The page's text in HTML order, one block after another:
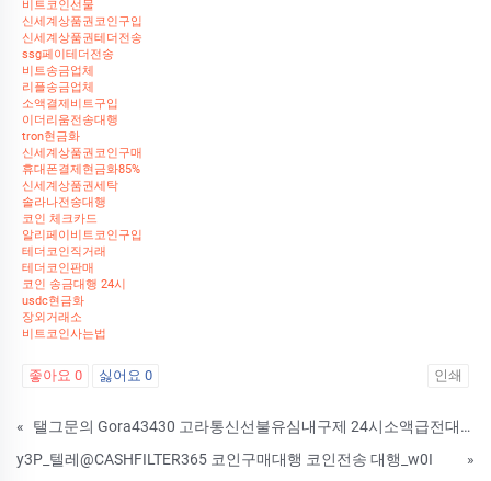
비트코인선물
신세계상품권코인구입
신세계상품권테더전송
ssg페이테더전송
비트송금업체
리플송금업체
소액결제비트구입
이더리움전송대행
tron현금화
신세계상품권코인구매
휴대폰결제현금화85%
신세계상품권세탁
솔라나전송대행
코인 체크카드
알리페이비트코인구입
테더코인직거래
테더코인판매
코인 송금대행 24시
usdc현금화
장외거래소
비트코인사는법
좋아요 0 싫어요 0 인쇄
«
탤그문의 Gora43430 고라통신선불유심내구제 24시소액급전대출 핸드폰유심가전내구제방법 급전대출드려요 2026년영천시당일소액급전대출 BWH
y3P_텔레@CASHFILTER365 코인구매대행 코인전송 대행_w0I
»